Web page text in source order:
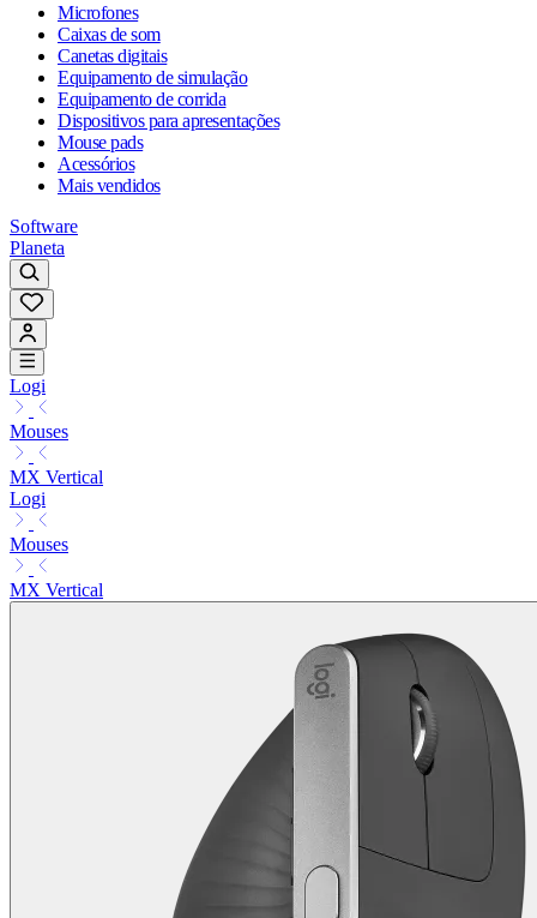
Microfones
Caixas de som
Canetas digitais
Equipamento de simulação
Equipamento de corrida
Dispositivos para apresentações
Mouse pads
Acessórios
Mais vendidos
Software
Planeta
Logi
Mouses
MX Vertical
Logi
Mouses
MX Vertical